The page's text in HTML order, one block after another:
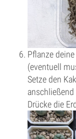
Pflanze
(eventuell
Setze den
Drücke die